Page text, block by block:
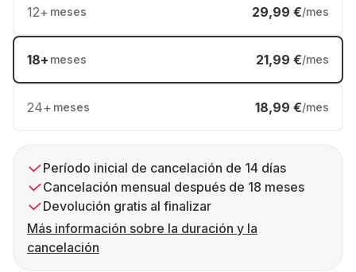
12+ meses 29,99 €/mes
18+ meses 21,99 €/mes
24+ meses 18,99 €/mes
Período inicial de cancelación de 14 días
Cancelación mensual después de 18 meses
Devolución gratis al finalizar
Más información sobre la duración y la
cancelación